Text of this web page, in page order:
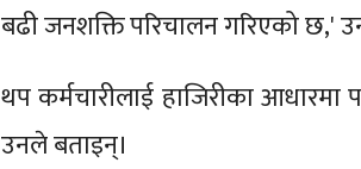
बढी जनशक्ति परिचालन गरिएको छ,'
थप कर्मचारीलाई हाजिरीका आधारमा
उनले बताइन्।